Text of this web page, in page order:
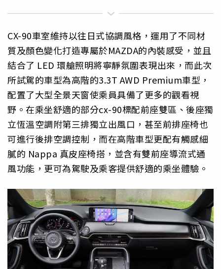
CX-90車室維持以往日式協調風格，運用了不同材
質及顏色變化打造專屬於MAZDA的內裝感受，並且
結合了 LED 環艙照明將寧靜氛圍表現出來，而此次
所試駕的車型為高階的3.3T AWD Premium車型，
配置了大型全景天窗使乘員具備了更多的觀看視
野。在乘坐舒適的部分cx-90標配前座雙區、後座獨
立恆溫空調附第三排獨立出風口，甚至前排座椅也
可進行後排空調控制，而在高階車型更配有觸感細
膩的 Nappa 真皮座椅搭，並含有雙前座導流式通
風功能，更可為駕駛及乘客提供舒適的乘坐體驗。